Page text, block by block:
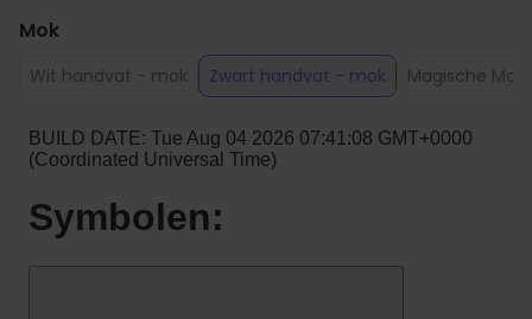
Mok
Wit handvat - mok Zwart handvat - mok Magische